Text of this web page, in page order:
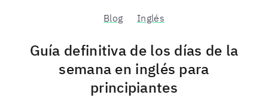
Blog Inglés
Guía definitiva de los días de la
semana en inglés para
principiantes